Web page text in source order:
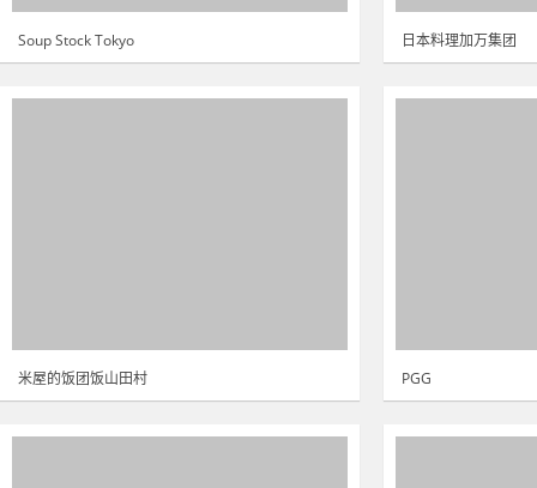
Soup Stock Tokyo 日本料理加万集团
米屋的饭团饭山田村 PGG